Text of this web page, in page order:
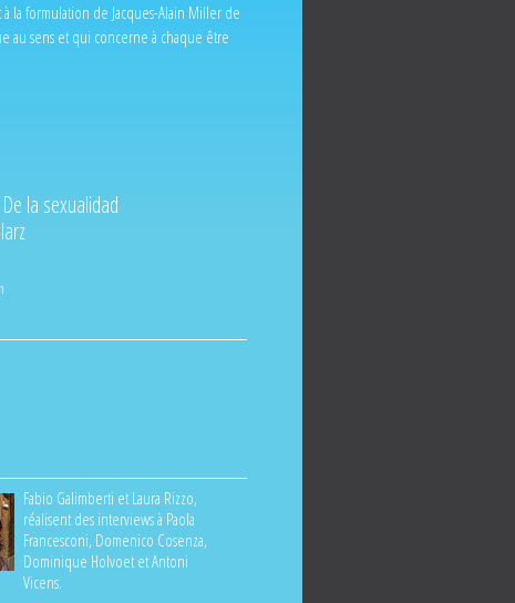
la formulation de Jacques-Alain Miller de
au sens et qui concerne à chaque être
la sexualidad
Fabio Galimberti et Laura Rizzo,
réalisent des interviews à Paola
Francesconi, Domenico Cosenza,
Dominique Holvoet et Antoni
Vicens.